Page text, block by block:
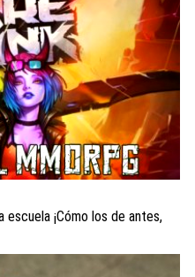
escuela ¡Cómo los de antes,